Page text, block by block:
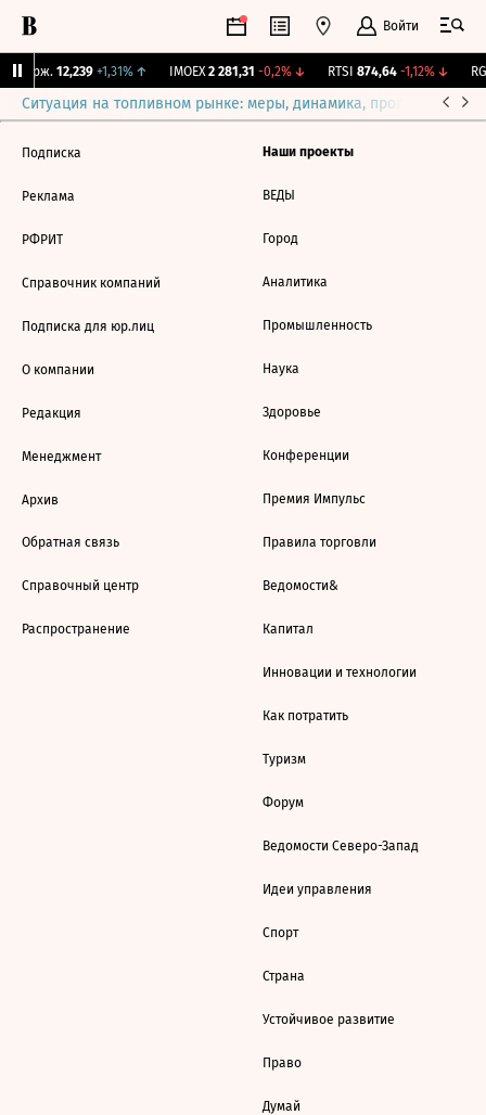
Войти
Бирж. 12,239 +1,31%↑ IMOEX 2 281,31 -0,2%↓ RTSI 874,64 -1,12%↓
Ситуация на топливном рынке: меры, динамика, прогнозы
Подписка
Реклама
РФРИТ
Справочник компаний
Подписка для юр.лиц
О компании
Редакция
Менеджмент
Архив
Обратная связь
Справочный центр
Распространение
Наши проекты
ВЕДЫ
Город
Аналитика
Промышленность
Наука
Здоровье
Конференции
Премия Импульс
Правила торговли
Ведомости&
Капитал
Инновации и технологии
Как потратить
Туризм
Форум
Ведомости Северо-Запад
Идеи управления
Спорт
Страна
Устойчивое развитие
Право
Думай